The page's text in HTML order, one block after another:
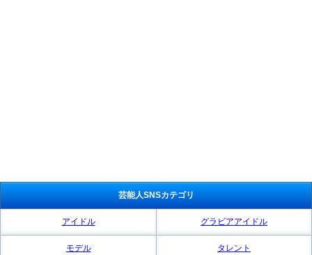
芸能人SNSカテゴリ
アイドル グラビアアイドル
モデル タレント